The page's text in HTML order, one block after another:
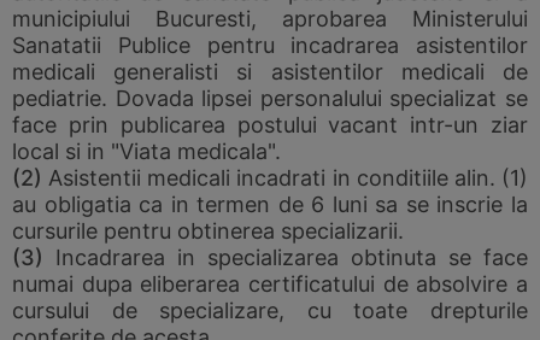
municipiului Bucuresti, aprobarea Ministerului
Sanatatii Publice pentru incadrarea asistentilor
medicali generalisti si asistentilor medicali de
pediatrie. Dovada lipsei personalului specializat se
face prin publicarea postului vacant intr-un ziar
local si in "Viata medicala".
(2) Asistentii medicali incadrati in conditiile alin. (1)
au obligatia ca in termen de 6 luni sa se inscrie la
cursurile pentru obtinerea specializarii.
(3) Incadrarea in specializarea obtinuta se face
numai dupa eliberarea certificatului de absolvire a
cursului de specializare, cu toate drepturile